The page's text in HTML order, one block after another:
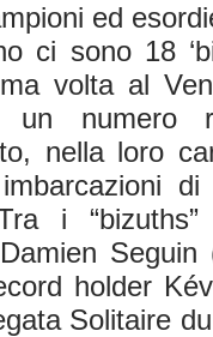
ed
ci sono 18
volta al
numero
nella loro
i
holder
Solitaire